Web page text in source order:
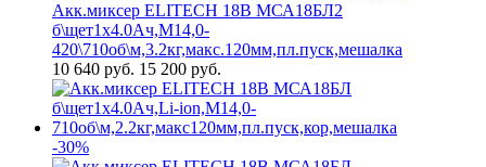
Акк.миксер ELITECH 18В МСА18БЛ2
б\щет1х4.0Ач,М14,0-
420\710об\м,3.2кг,макс.120мм,пл.пуск,мешалка
10 640 руб. 15 200 руб.
-30%